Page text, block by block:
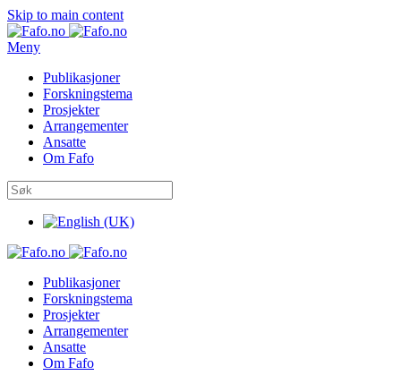
Skip to main content
Meny
Publikasjoner
Forskningstema
Prosjekter
Arrangementer
Ansatte
Om Fafo
Publikasjoner
Forskningstema
Prosjekter
Arrangementer
Ansatte
Om Fafo